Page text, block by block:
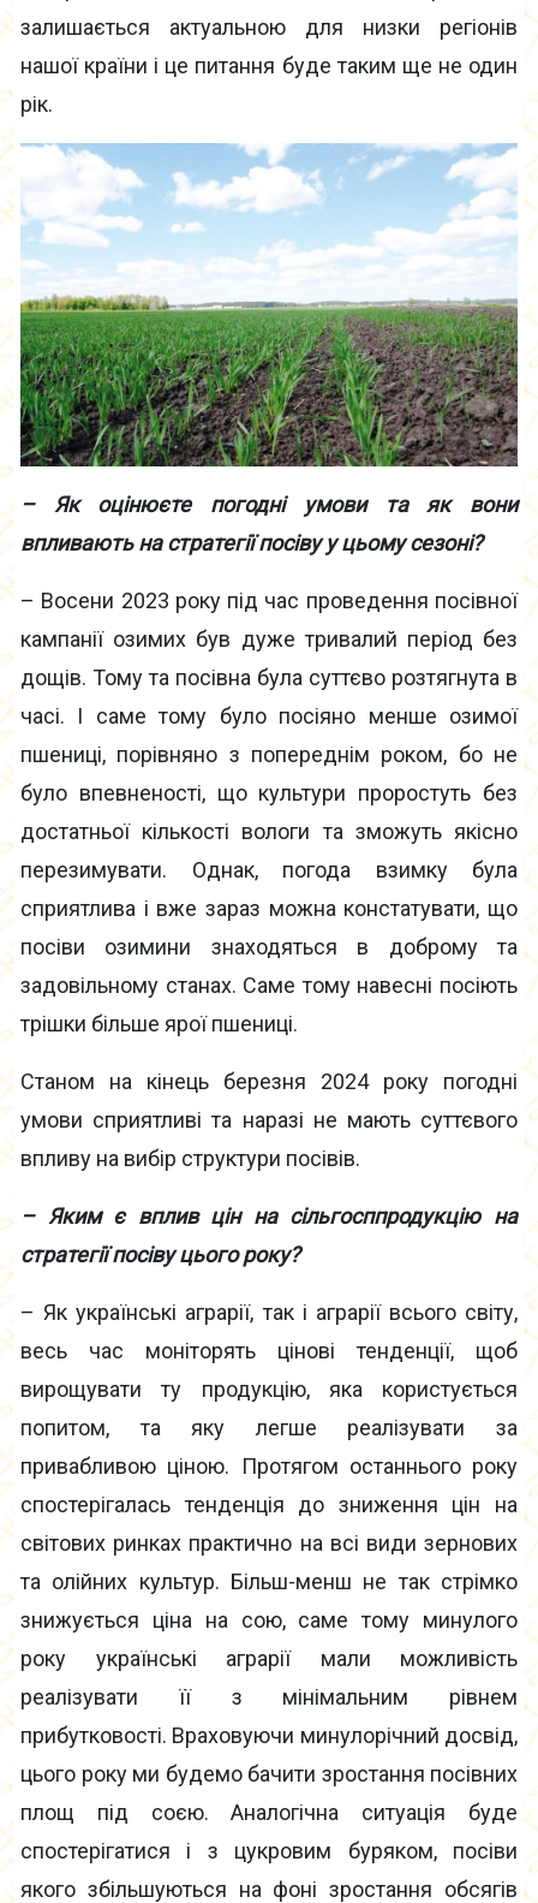
залишається актуальною для низки регіонів
нашої країни і це питання буде таким ще не один
рік.
– Як оцінюєте погодні умови та як вони
впливають на стратегії посіву у цьому сезоні?
– Восени 2023 року під час проведення посівної
кампанії озимих був дуже тривалий період без
дощів. Тому та посівна була суттєво розтягнута в
часі. І саме тому було посіяно менше озимої
пшениці, порівняно з попереднім роком, бо не
було впевненості, що культури проростуть без
достатньої кількості вологи та зможуть якісно
перезимувати. Однак, погода взимку була
сприятлива і вже зараз можна констатувати, що
посіви озимини знаходяться в доброму та
задовільному станах. Саме тому навесні посіють
трішки більше ярої пшениці.
Станом на кінець березня 2024 року погодні
умови сприятливі та наразі не мають суттєвого
впливу на вибір структури посівів.
– Яким є вплив цін на сільгосппродукцію на
стратегії посіву цього року?
– Як українські аграрії, так і аграрії всього світу,
весь час моніторять цінові тенденції, щоб
вирощувати ту продукцію, яка користується
попитом, та яку легше реалізувати за
привабливою ціною. Протягом останнього року
спостерігалась тенденція до зниження цін на
світових ринках практично на всі види зернових
та олійних культур. Більш-менш не так стрімко
знижується ціна на сою, саме тому минулого
року українські аграрії мали можливість
реалізувати її з мінімальним рівнем
прибутковості. Враховуючи минулорічний досвід,
цього року ми будемо бачити зростання посівних
площ під соєю. Аналогічна ситуація буде
спостерігатися і з цукровим буряком, посіви
якого збільшуються на фоні зростання обсягів